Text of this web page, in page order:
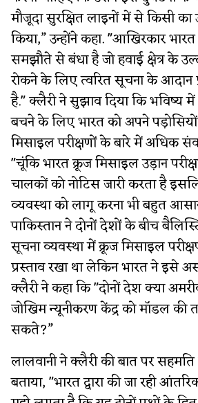
मौजूदा सुरक्षित लाइनों में से किसी का
किया,” उन्होंने कहा. "आखिरकार
समझौते से बंधा है जो हवाई क्षेत्र के
रोकने के लिए त्वरित सूचना के आदान
है." क्लैरी ने सुझाव दिया कि भविष्य
बचने के लिए भारत को अपने
मिसाइल परीक्षणों के बारे में अधिक
"चूंकि भारत क्रूज मिसाइल उड़ान
चालकों को नोटिस जारी करता है
व्यवस्था को लागू करना भी बहुत
पाकिस्तान ने दोनों देशों के बीच
सूचना व्यवस्था में क्रूज मिसाइल
प्रस्ताव रखा था लेकिन भारत ने इसे
क्लैरी ने कहा कि "दोनों देश क्या
जोखिम न्यूनीकरण केंद्र को मॉडल की
सकते?”
लालवानी ने क्लैरी की बात पर
बताया, "भारत द्वारा की जा रही